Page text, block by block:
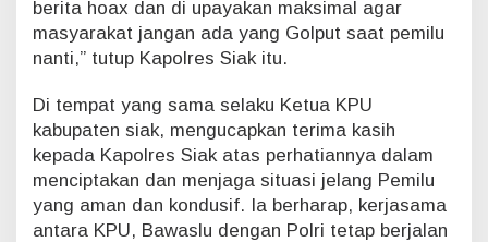
berita hoax dan di upayakan maksimal agar
masyarakat jangan ada yang Golput saat pemilu
nanti,” tutup Kapolres Siak itu.
Di tempat yang sama selaku Ketua KPU
kabupaten siak, mengucapkan terima kasih
kepada Kapolres Siak atas perhatiannya dalam
menciptakan dan menjaga situasi jelang Pemilu
yang aman dan kondusif. Ia berharap, kerjasama
antara KPU, Bawaslu dengan Polri tetap berjalan